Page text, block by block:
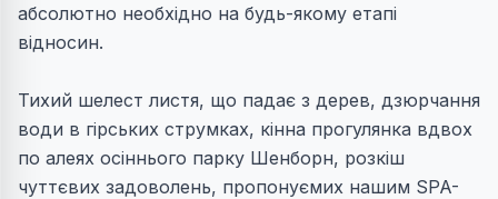
абсолютно необхідно на будь-якому етапі
відносин.
Тихий шелест листя, що падає з дерев, дзюрчання
води в гірських струмках, кінна прогулянка вдвох
по алеях осіннього парку Шенборн, розкіш
чуттєвих задоволень, пропонуємих нашим SPA-